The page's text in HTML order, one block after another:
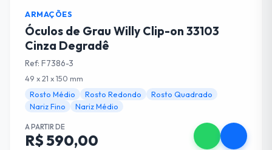
ARMAÇÕES
Óculos de Grau Willy Clip-on 33103
Cinza Degradê
Ref: F7386-3
49 x 21 x 150 mm
Rosto Médio
Rosto Redondo
Rosto Quadrado
Nariz Fino
Nariz Médio
A PARTIR DE
R$ 590,00